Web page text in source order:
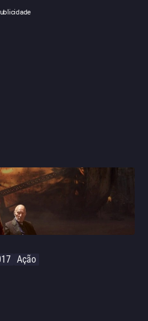
traz elementos do terror,
longa em si não agrega
- por isso, assista apenas
Ação